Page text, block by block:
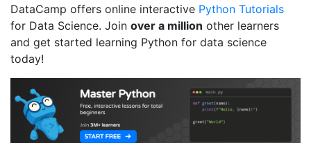
DataCamp offers online interactive Python Tutorials
for Data Science. Join over a million other learners
and get started learning Python for data science
today!